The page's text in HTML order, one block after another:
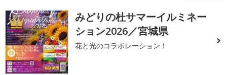
1
みどりの杜サマーイルミネー
ション2026／宮城県
花と光のコラボレーション！